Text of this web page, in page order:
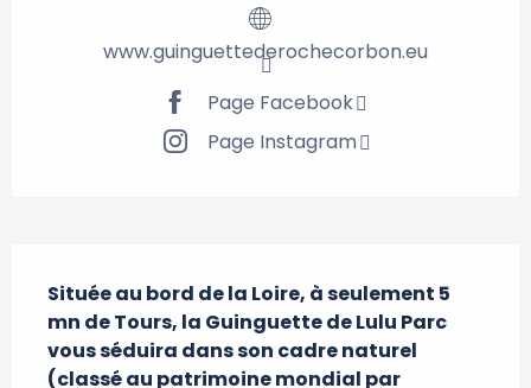
www.guinguettederochecorbon.eu
Page Facebook
Page Instagram
Située au bord de la Loire, à seulement 5
mn de Tours, la Guinguette de Lulu Parc
vous séduira dans son cadre naturel
(classé au patrimoine mondial par